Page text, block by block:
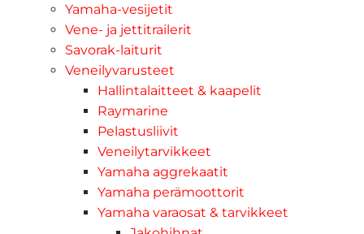
Yamaha-vesijetit
Vene- ja jettitrailerit
Savorak-laiturit
Veneilyvarusteet
Hallintalaitteet & kaapelit
Raymarine
Pelastusliivit
Veneilytarvikkeet
Yamaha aggrekaatit
Yamaha perämoottorit
Yamaha varaosat & tarvikkeet